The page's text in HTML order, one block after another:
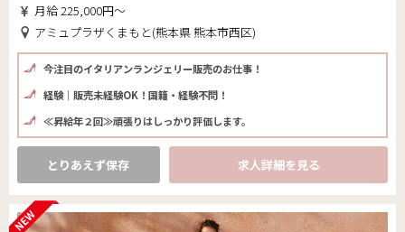
月給 225,000円～
アミュプラザくまもと(熊本県 熊本市西区)
今注目のイタリアンランジェリー販売のお仕事！
経験｜販売未経験OK！国籍・経験不問！
≪昇給年２回≫頑張りはしっかり評価します。
とりあえず保存 求人詳細を見る